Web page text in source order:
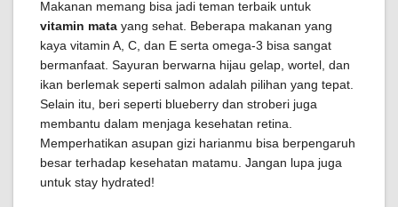
Makanan memang bisa jadi teman terbaik untuk
vitamin mata yang sehat. Beberapa makanan yang
kaya vitamin A, C, dan E serta omega-3 bisa sangat
bermanfaat. Sayuran berwarna hijau gelap, wortel, dan
ikan berlemak seperti salmon adalah pilihan yang tepat.
Selain itu, beri seperti blueberry dan stroberi juga
membantu dalam menjaga kesehatan retina.
Memperhatikan asupan gizi harianmu bisa berpengaruh
besar terhadap kesehatan matamu. Jangan lupa juga
untuk stay hydrated!